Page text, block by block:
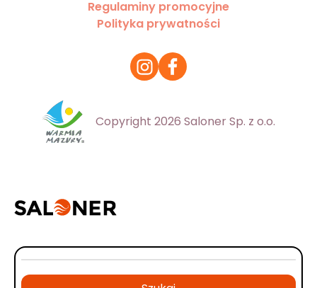
Regulaminy promocyjne
Polityka prywatności
Copyright 2026 Saloner Sp. z o.o.